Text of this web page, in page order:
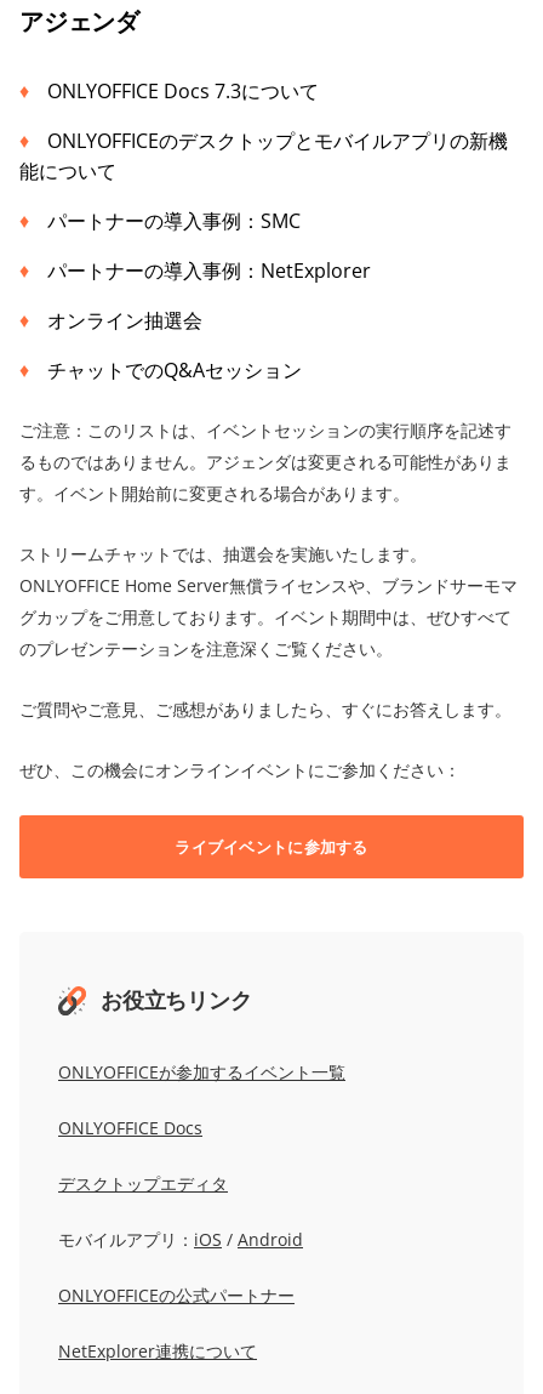
アジェンダ
ONLYOFFICE Docs 7.3について
ONLYOFFICEのデスクトップとモバイルアプリの新機
能について
パートナーの導入事例：SMC
パートナーの導入事例：NetExplorer
オンライン抽選会
チャットでのQ&Aセッション
ご注意：このリストは、イベントセッションの実行順序を記述す
るものではありません。アジェンダは変更される可能性がありま
す。イベント開始前に変更される場合があります。
ストリームチャットでは、抽選会を実施いたします。
ONLYOFFICE Home Server無償ライセンスや、ブランドサーモマ
グカップをご用意しております。イベント期間中は、ぜひすべて
のプレゼンテーションを注意深くご覧ください。
ご質問やご意見、ご感想がありましたら、すぐにお答えします。
ぜひ、この機会にオンラインイベントにご参加ください：
ライブイベントに参加する
お役立ちリンク
ONLYOFFICEが参加するイベント一覧
ONLYOFFICE Docs
デスクトップエディタ
モバイルアプリ： iOS / Android
ONLYOFFICEの公式パートナー
NetExplorer連携について